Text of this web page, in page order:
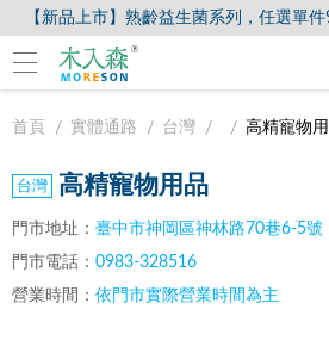
【新品上市】熟齡益生菌系列，任選單
首頁 實體通路 台灣 高精寵物
高精寵物用品
門市地址： 臺中市神岡區神林路70巷6-5號
門市電話： 0983-328516
營業時間： 依門市實際營業時間為主